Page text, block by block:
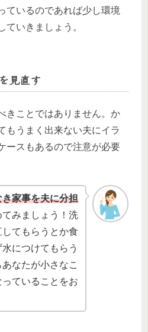
ているのであれば少し環境
ていきましょう。
見直す
きことではありません。か
もうまく出来ない夫にイラ
ースもあるので注意が必要
き家事を夫に分担
みましょう！洗
てもらうとか食
につけてもらう
なたが小さなこ
ていることをお